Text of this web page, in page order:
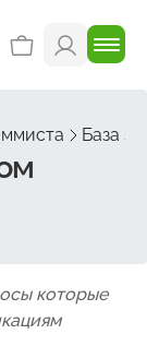
База
которые